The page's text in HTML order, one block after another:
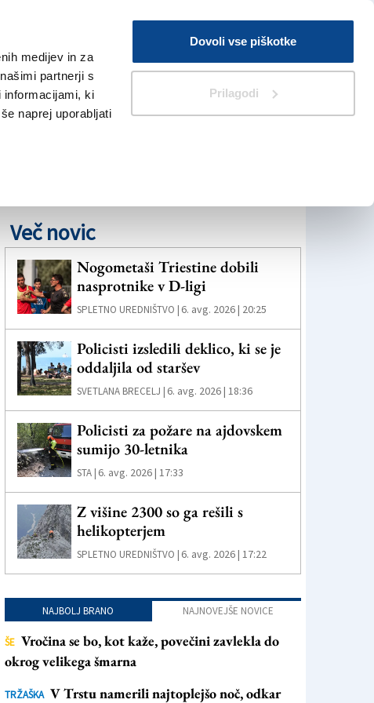
medijev in za
partnerji s
informacijami, ki
naprej uporabljati
Dovoli vse piškotke
Prilagodi
V Kioskih
Iskanje
Več novic
Nogometaši Triestine dobili
nasprotnike v D-ligi
SPLETNO UREDNIŠTVO | 6. avg. 2026 | 20:25
Policisti izsledili deklico, ki se je
oddaljila od staršev
SVETLANA BRECELJ | 6. avg. 2026 | 18:36
Policisti za požare na ajdovskem
sumijo 30-letnika
STA | 6. avg. 2026 | 17:33
Z višine 2300 so ga rešili s
helikopterjem
SPLETNO UREDNIŠTVO | 6. avg. 2026 | 17:22
NAJBOLJ BRANO NAJNOVEJŠE NOVICE
ŠE Vročina se bo, kot kaže, povečini zavlekla do
okrog velikega šmarna
TRŽAŠKA V Trstu namerili najtoplejšo noč, odkar